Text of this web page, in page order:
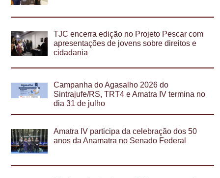
TJC encerra edição no Projeto Pescar com
apresentações de jovens sobre direitos e
cidadania
Campanha do Agasalho 2026 do
Sintrajufe/RS, TRT4 e Amatra IV termina no
dia 31 de julho
Amatra IV participa da celebração dos 50
anos da Anamatra no Senado Federal